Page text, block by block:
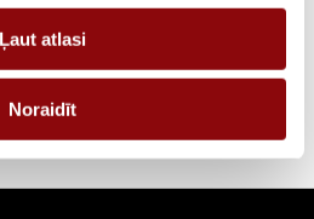
Ļaut atlasi
Noraidīt
10x10x10 cm
KOHLER